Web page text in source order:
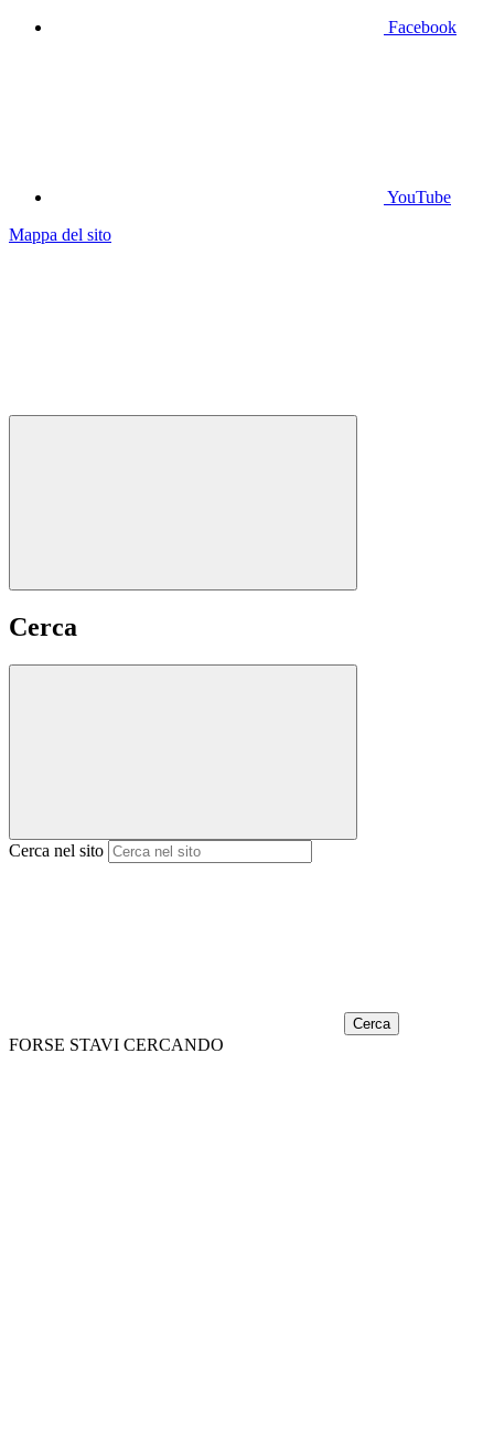
Facebook
YouTube
Mappa del sito
Cerca
Cerca nel sito
Cerca
FORSE STAVI CERCANDO